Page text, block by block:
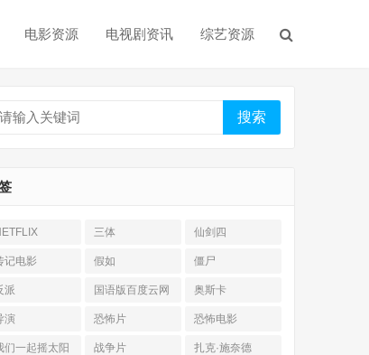
电影资源 电视剧资讯 综艺资源
搜索
三体 仙剑四
记电影 假如 僵尸
派
国语版百度云网
盘
奥斯卡
演 恐怖片 恐怖电影
们一起摇太阳 战争片 扎克·施奈德